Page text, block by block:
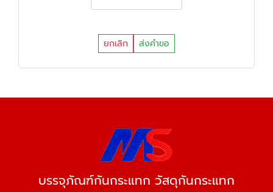
ยกเลิก ส่งคำขอ
บรรจุภัณฑ์กันกระแทก วัสดุกันกระแทก